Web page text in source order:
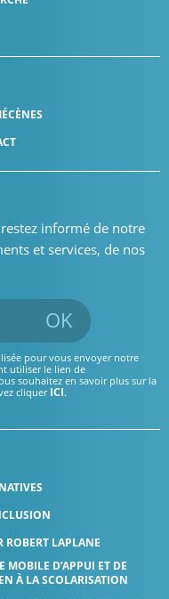
informé de notre
et services, de nos
OK
pour vous envoyer notre
utiliser le lien de
souhaitez en savoir plus sur la
cliquer ICI.
ROBERT LAPLANE
MOBILE D’APPUI ET DE
À LA SCOLARISATION